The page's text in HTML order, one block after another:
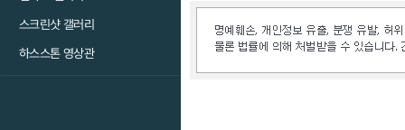
스크린샷 갤러리
하스스톤 영상관